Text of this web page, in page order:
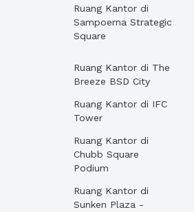
Ruang Kantor di
Sampoerna Strategic
Square
Ruang Kantor di The
Breeze BSD City
Ruang Kantor di IFC
Tower
Ruang Kantor di
Chubb Square
Podium
Ruang Kantor di
Sunken Plaza -